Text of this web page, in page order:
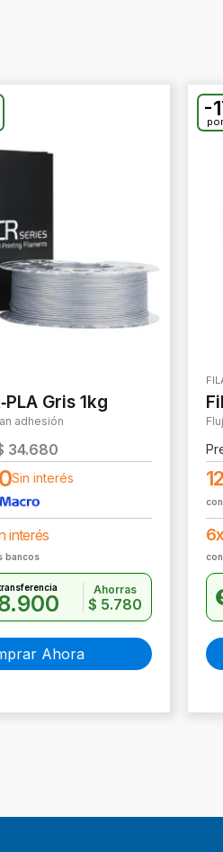
Gris 1kg
adhesión
34.680
Sin interés
interés
bancos
Ahorras
$ 5.780
Ahora
-
con
6x
con